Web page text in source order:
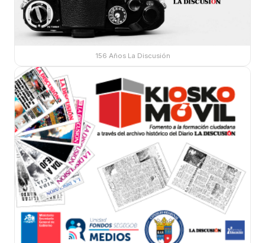
156 Años La Discusión